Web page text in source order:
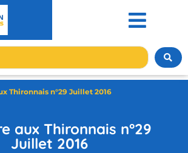
Thironnais n°29 Juillet 2016
aux Thironnais n°29
Juillet 2016